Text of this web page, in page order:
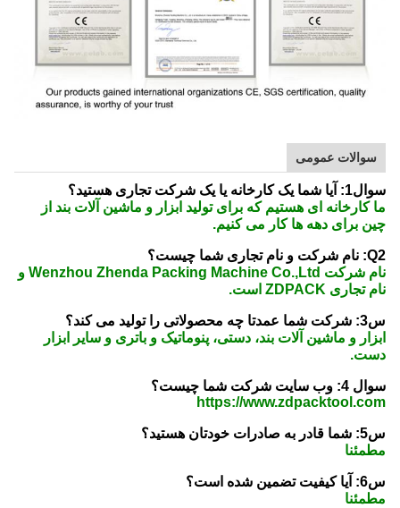
سوالات عمومی
سوال1: آیا شما یک کارخانه یا یک شرکت تجاری هستید؟
ما کارخانه ای هستیم که برای تولید ابزار و ماشین آلات بند از
چین برای دهه ها کار می کنیم.
Q2: نام شرکت و نام تجاری شما چیست؟
نام شرکت Wenzhou Zhenda Packing Machine Co.,Ltd و
نام تجاری ZDPACK است.
س3: شرکت شما عمدتا چه محصولاتی را تولید می کند؟
ابزار و ماشین آلات بند، دستی، پنوماتیک و باتری و سایر ابزار
دست.
سوال 4: وب سایت شرکت شما چیست؟
https://www.zdpacktool.com
س5: شما قادر به صادرات خودتان هستید؟
مطمئنا
س6: آیا کیفیت تضمین شده است؟
مطمئنا